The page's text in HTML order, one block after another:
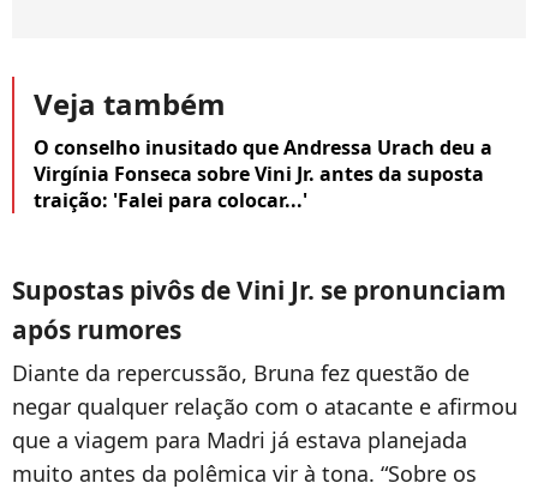
Veja também
O conselho inusitado que Andressa Urach deu a
Virgínia Fonseca sobre Vini Jr. antes da suposta
traição: 'Falei para colocar...'
Supostas pivôs de Vini Jr. se pronunciam
após rumores
Diante da repercussão, Bruna fez questão de
negar qualquer relação com o atacante e afirmou
que a viagem para Madri já estava planejada
muito antes da polêmica vir à tona. “Sobre os